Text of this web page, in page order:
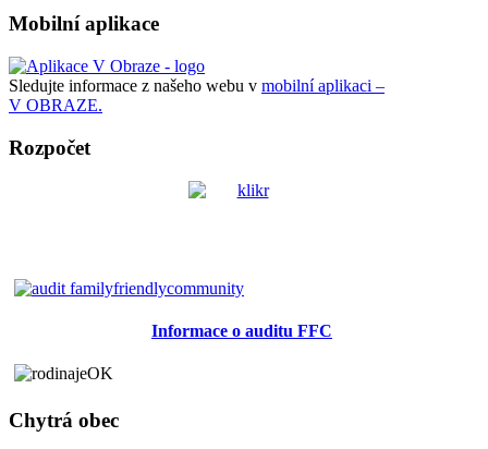
Mobilní aplikace
Sledujte informace z našeho webu v mobilní aplikaci –
V OBRAZE.
Rozpočet
Informace o auditu FFC
Chytrá obec